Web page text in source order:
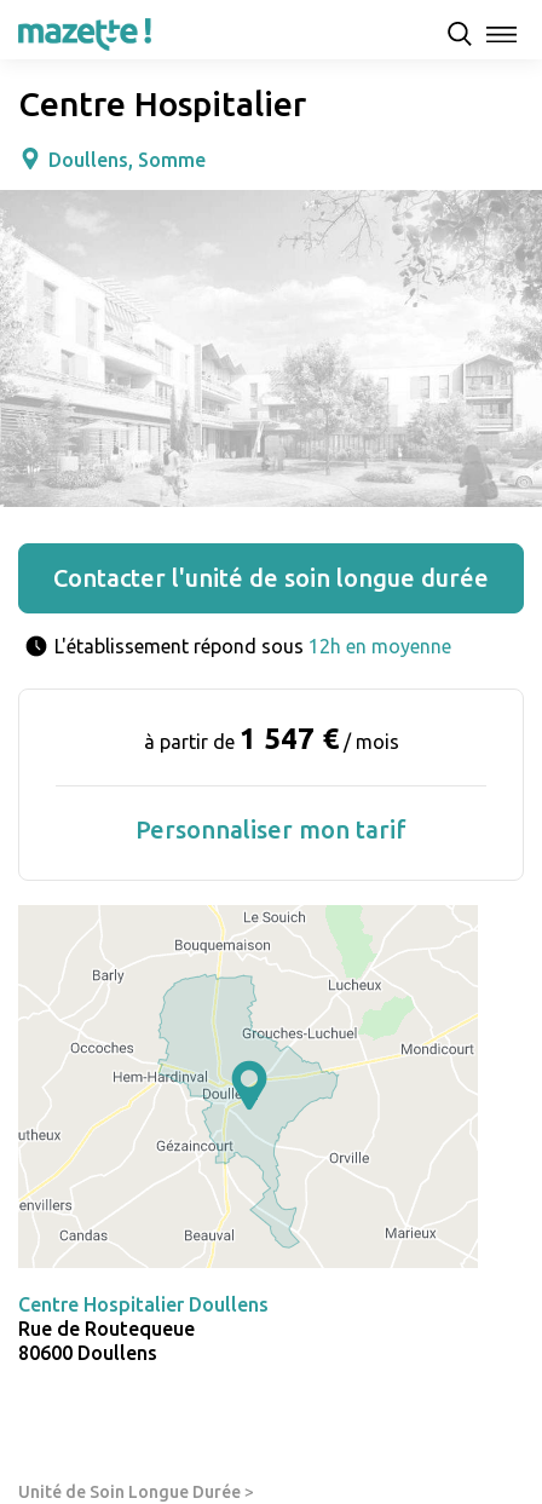
Centre Hospitalier
Doullens, Somme
Unité de Soin Longue Durée >
Contacter l'unité de soin longue durée
L'établissement répond sous 12h en moyenne
à partir de 1 547 €/ mois
Personnaliser mon tarif
Centre Hospitalier Doullens
Rue de Routequeue
80600 Doullens